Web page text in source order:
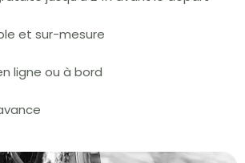
et sur-mesure
ligne ou à bord